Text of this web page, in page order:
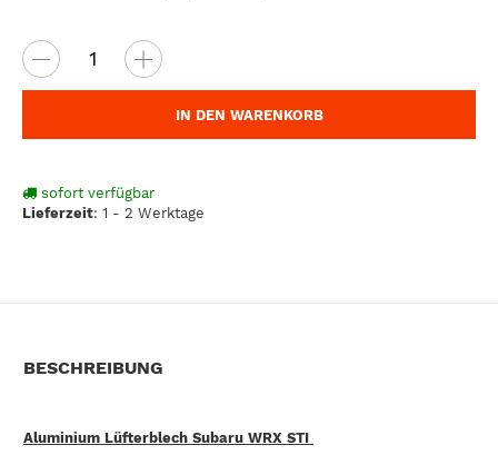
IN DEN WARENKORB
sofort verfügbar
Lieferzeit: 1 - 2 Werktage
BESCHREIBUNG
Aluminium Lüfterblech Subaru WRX STI